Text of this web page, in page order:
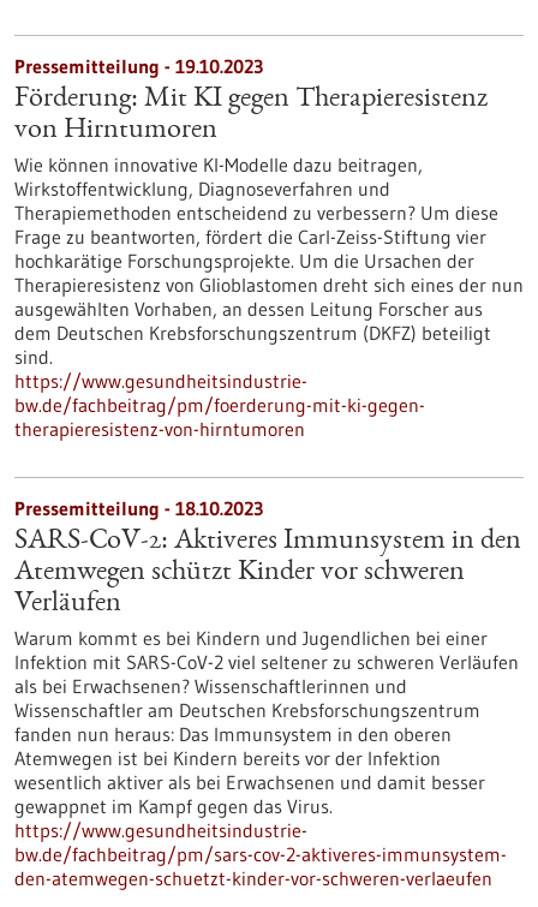
Pressemitteilung - 19.10.2023
Förderung: Mit KI gegen Therapieresistenz
von Hirntumoren
Wie können innovative KI-Modelle dazu beitragen,
Wirkstoffentwicklung, Diagnoseverfahren und
Therapiemethoden entscheidend zu verbessern? Um diese
Frage zu beantworten, fördert die Carl-Zeiss-Stiftung vier
hochkarätige Forschungsprojekte. Um die Ursachen der
Therapieresistenz von Glioblastomen dreht sich eines der nun
ausgewählten Vorhaben, an dessen Leitung Forscher aus
dem Deutschen Krebsforschungszentrum (DKFZ) beteiligt
sind.
https://www.gesundheitsindustrie-
bw.de/fachbeitrag/pm/foerderung-mit-ki-gegen-
therapieresistenz-von-hirntumoren
Pressemitteilung - 18.10.2023
SARS-CoV-2: Aktiveres Immunsystem in den
Atemwegen schützt Kinder vor schweren
Verläufen
Warum kommt es bei Kindern und Jugendlichen bei einer
Infektion mit SARS-CoV-2 viel seltener zu schweren Verläufen
als bei Erwachsenen? Wissenschaftlerinnen und
Wissenschaftler am Deutschen Krebsforschungszentrum
fanden nun heraus: Das Immunsystem in den oberen
Atemwegen ist bei Kindern bereits vor der Infektion
wesentlich aktiver als bei Erwachsenen und damit besser
gewappnet im Kampf gegen das Virus.
https://www.gesundheitsindustrie-
bw.de/fachbeitrag/pm/sars-cov-2-aktiveres-immunsystem-
den-atemwegen-schuetzt-kinder-vor-schweren-verlaeufen